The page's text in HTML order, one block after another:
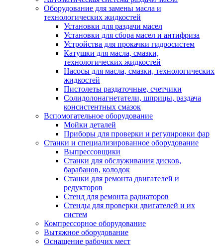
Оборудование для замены масла и
технологических жидкостей
Установки для раздачи масел
Установки для сбора масел и антифриза
Устройства для прокачки гидросистем
Катушки для масла, смазки,
технологических жидкостей
Насосы для масла, смазки, технологических
жидкостей
Пистолеты раздаточные, счетчики
Солидолонагнетатели, шприцы, раздача
консистентных смазок
Вспомогательное оборудование
Мойки деталей
Приборы для проверки и регулировки фар
Станки и специализированное оборудование
Выпрессовщики
Станки для обслуживания дисков,
барабанов, колодок
Станки для ремонта двигателей и
редукторов
Стенд для ремонта радиаторов
Стенды для проверки двигателей и их
систем
Компрессорное оборудование
Вытяжное оборудование
Оснащение рабочих мест